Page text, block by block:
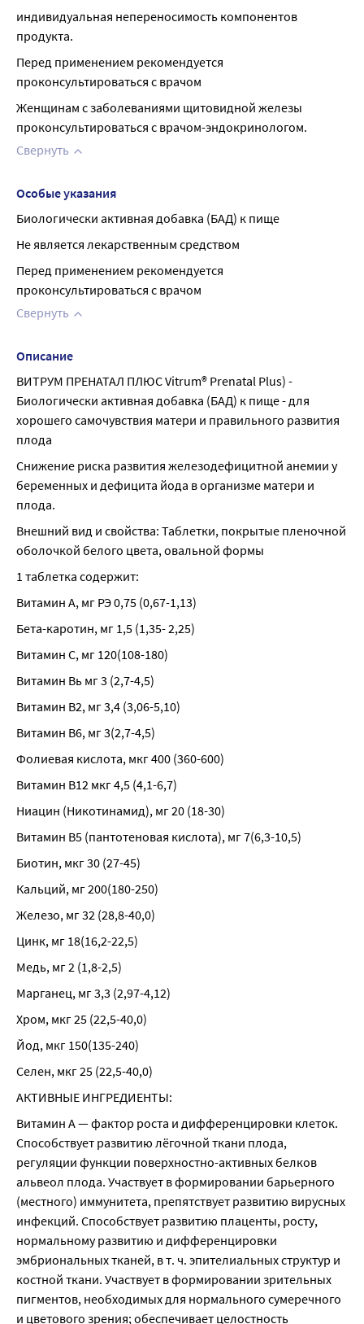
индивидуальная непереносимость компонентов
продукта.
Перед применением рекомендуется
проконсультироваться с врачом
Женщинам с заболеваниями щитовидной железы
проконсультироваться с врачом-эндокринологом.
Свернуть
Особые указания
Биологически активная добавка (БАД) к пище
Не является лекарственным средством
Перед применением рекомендуется
проконсультироваться с врачом
Свернуть
Описание
ВИТРУМ ПРЕНАТАЛ ПЛЮС Vitrum® Prenatal Plus) -
Биологически активная добавка (БАД) к пище - для
хорошего самочувствия матери и правильного развития
плода
Снижение риска развития железодефицитной анемии у
беременных и дефицита йода в организме матери и
плода.
Внешний вид и свойства: Таблетки, покрытые пленочной
оболочкой белого цвета, овальной формы
1 таблетка содержит:
Витамин А, мг РЭ 0,75 (0,67-1,13)
Бета-каротин, мг 1,5 (1,35- 2,25)
Витамин С, мг 120(108-180)
Витамин Вь мг 3 (2,7-4,5)
Витамин В2, мг 3,4 (3,06-5,10)
Витамин В6, мг 3(2,7-4,5)
Фолиевая кислота, мкг 400 (360-600)
Витамин В12 мкг 4,5 (4,1-6,7)
Ниацин (Никотинамид), мг 20 (18-30)
Витамин В5 (пантотеновая кислота), мг 7(6,3-10,5)
Биотин, мкг 30 (27-45)
Кальций, мг 200(180-250)
Железо, мг 32 (28,8-40,0)
Цинк, мг 18(16,2-22,5)
Медь, мг 2 (1,8-2,5)
Марганец, мг 3,3 (2,97-4,12)
Хром, мкг 25 (22,5-40,0)
Йод, мкг 150(135-240)
Селен, мкг 25 (22,5-40,0)
АКТИВНЫЕ ИНГРЕДИЕНТЫ:
Витамин А — фактор роста и дифференцировки клеток.
Способствует развитию лёгочной ткани плода,
регуляции функции поверхностно-активных белков
альвеол плода. Участвует в формировании барьерного
(местного) иммунитета, препятствует развитию вирусных
инфекций. Способствует развитию плаценты, росту,
нормальному развитию и дифференцировки
эмбриональных тканей, в т. ч. эпителиальных структур и
костной ткани. Участвует в формировании зрительных
пигментов, необходимых для нормального сумеречного
и цветового зрения; обеспечивает целостность